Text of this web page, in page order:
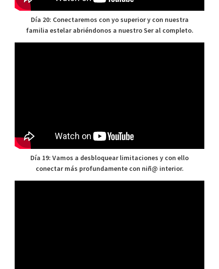
Día 20: Conectaremos con yo superior y con nuestra
familia estelar abriéndonos a nuestro Ser al completo.
Día 19: Vamos a desbloquear limitaciones y con ello
conectar más profundamente con niñ@ interior.